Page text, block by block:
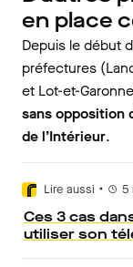
en place
Depuis le début
préfectures
et Lot-et-
sans opposition
de l’Intérieur.
Lire aussi • 5
Ces 3 cas
utiliser son